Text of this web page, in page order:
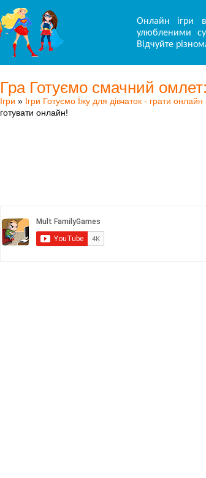
Онлайн ігри
улюбленими
Відчуйте
Гра Готуємо смачний
Ігри » Ігри Готуємо Їжу для дівчаток - грати
готувати онлайн!